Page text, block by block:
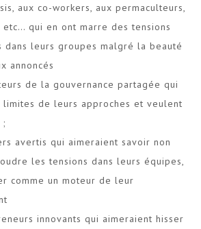
aux co-workers, aux permaculteurs,
etc… qui en ont marre des tensions
dans leurs groupes malgré la beauté
annoncés
de la gouvernance partagée qui
limites de leurs approches et veulent
avertis qui aimeraient savoir non
les tensions dans leurs équipes,
comme un moteur de leur
innovants qui aimeraient hisser